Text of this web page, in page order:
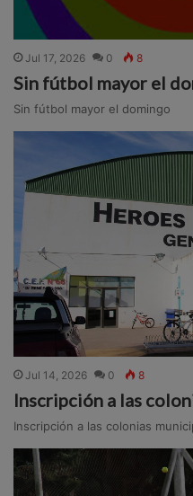
Jul 17, 2026 0 8
Sin fútbol mayor el
Sin fútbol mayor el domingo
Jul 14, 2026 0 8
Inscripción a las
Inscripción a las colonias